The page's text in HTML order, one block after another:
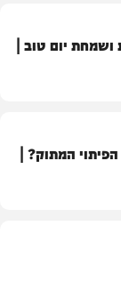
יום טוב |
המתוק? |